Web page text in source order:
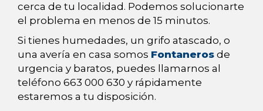
cerca de tu localidad. Podemos solucionarte
el problema en menos de 15 minutos.
Si tienes humedades, un grifo atascado, o
una avería en casa somos Fontaneros de
urgencia y baratos, puedes llamarnos al
teléfono 663 000 630 y rápidamente
estaremos a tu disposición.